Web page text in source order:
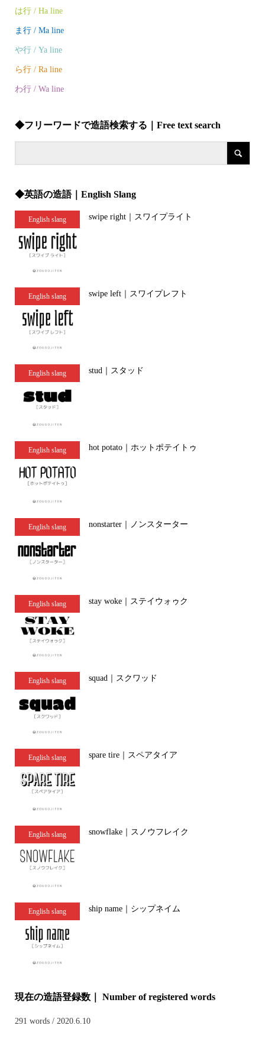
は行 / Ha line
ま行 / Ma line
や行 / Ya line
ら行 / Ra line
わ行 / Wa line
◆フリーワードで造語検索する｜Free text search
◆英語の造語｜English Slang
English slang swipe right｜スワイプライト
English slang swipe left｜スワイプレフト
English slang stud｜スタッド
English slang hot potato｜ホットポテイトゥ
English slang nonstarter｜ノンスターター
English slang stay woke｜ステイウォゥク
English slang squad｜スクワッド
English slang spare tire｜スペアタイア
English slang snowflake｜スノウフレイク
English slang ship name｜シップネイム
現在の造語登録数｜ Number of registered words
291 words / 2020.6.10